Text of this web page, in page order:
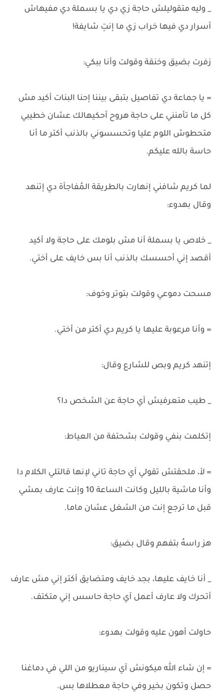
_ وليه متقوليلش حاجة زي دي يا بسملة دي مفيهاش
أسرار دي فيها خراب زي ما إنتِ شايفة!
زفرت بضيق وخنقة وقولت وأنا ببكي:
= يا جماعة دي تفاصيل بتبقى بيننا إحنا البنات أكيد مش
كل ما تأمنني على حاجة هروح أحكيهالك عشان خطيبي
متحطوش اللوم عليا وتحسسوني بالذنب أكتر ما أنا
حاسة بالله عليكم.
لما كريم شافني إنهارت بالطريقة المُفاجأة دي إتنهد
وقال بهدوء:
_ خلاص يا بسملة أنا مش بلومك على حاجة ولا أكيد
أقصد إني أحسسك بالذنب أنا بس خايف على أختي.
مسحت دموعي وقولت بتوتر وخوف:
= وأنا مرعوبة عليها يا كريم دي أكتر من أختي.
إتنهد كريم وبص للشارع وقال:
_ طيب متعرفيش آي حاجة عن الشخص دا؟
إتكلمت بنفي وقولت بشحتفة من العياط:
= لأ، ملحقتش تقولي آي حاجة تاني لإنها قالتلي الكلام دا
وأنا ماشية بالليل وكانت الساعة 10 وإنت عارف بمشي
قبل ما ترجع إنت من الشغل عشان ماما.
هز راسهُ بتفهم وقال بضيق:
_ أنا خايف عليها، بجد خايف ومتضايق أكتر إني مش عارف
أتحرك ولا عارف أعمل آي حاجة حاسس إني متكتف.
حاولت أهون عليه وقولت بهدوء:
= إن شاء الله ميكونش آي سيناريو من اللي في دماغنا
حصل وتكون بخير وفي حاجة معطلاها بس.